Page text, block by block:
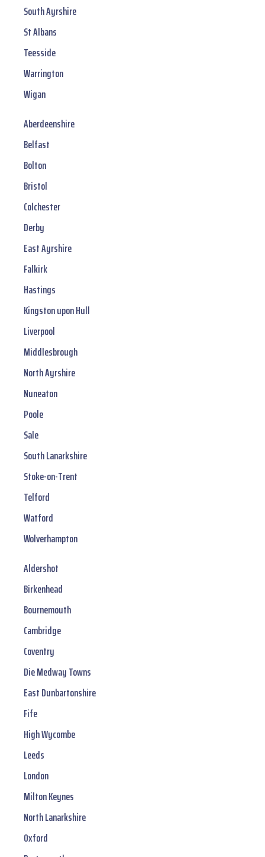
South Ayrshire
St Albans
Teesside
Warrington
Wigan
Aberdeenshire
Belfast
Bolton
Bristol
Colchester
Derby
East Ayrshire
Falkirk
Hastings
Kingston upon Hull
Liverpool
Middlesbrough
North Ayrshire
Nuneaton
Poole
Sale
South Lanarkshire
Stoke-on-Trent
Telford
Watford
Wolverhampton
Aldershot
Birkenhead
Bournemouth
Cambridge
Coventry
Die Medway Towns
East Dunbartonshire
Fife
High Wycombe
Leeds
London
Milton Keynes
North Lanarkshire
Oxford